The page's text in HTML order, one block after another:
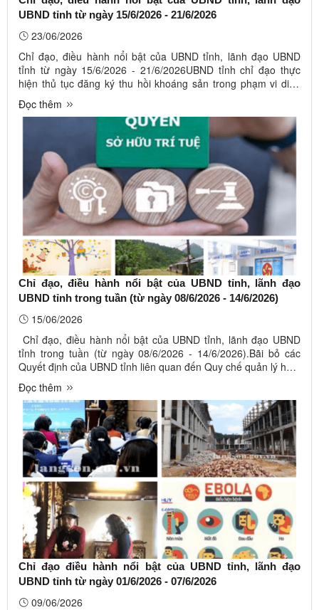
UBND tỉnh từ ngày 15/6/2026 - 21/6/2026
23/06/2026
Chỉ đạo, điều hành nổi bật của UBND tỉnh, lãnh đạo UBND
tỉnh từ ngày 15/6/2026 - 21/6/2026UBND tỉnh chỉ đạo thực
hiện thủ tục đăng ký thu hồi khoáng sản trong phạm vi diện
tích thực hiện dự án đầu tư xây dựng; tăng cường công tác
phòng, chống tội phạm có tổ chức, tội phạm xuyên quốc gia
Đọc thêm
Chỉ đạo, điều hành nổi bật của UBND tỉnh, lãnh đạo
UBND tỉnh trong tuần (từ ngày 08/6/2026 - 14/6/2026)
15/06/2026
Chỉ đạo, điều hành nổi bật của UBND tỉnh, lãnh đạo UBND
tỉnh trong tuần (từ ngày 08/6/2026 - 14/6/2026).Bãi bỏ các
Quyết định của UBND tỉnh liên quan đến Quy chế quản lý hoạt
động khuyến công địa phương trên địa bàn tỉnh; Chỉ đạo tăng
cường các giải pháp bảo đảm thực hiện quyền trẻ em trên địa
bàn ...
Đọc thêm
Chỉ đạo điều hành nổi bật của UBND tỉnh, lãnh đạo
UBND tỉnh từ ngày 01/6/2026 - 07/6/2026
09/06/2026